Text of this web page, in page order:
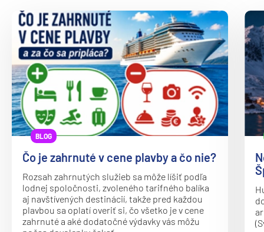
Arcadia
Arvia
Aurora
Azura
Britannia
Iona
Ventura
Paul Gauguin Cruises
MS Paul Gauguin
Plantours
MS Hamburg
BLOG
Čo je zahrnuté v cene plavby a čo nie?
Rozsah zahrnutých služieb sa môže líšiť podľa
lodnej spoločnosti, zvoleného tarifného balíka
aj navštívených destinácií, takže pred každou
plavbou sa oplatí overiť si, čo všetko je v cene
zahrnuté a aké dodatočné výdavky vás môžu